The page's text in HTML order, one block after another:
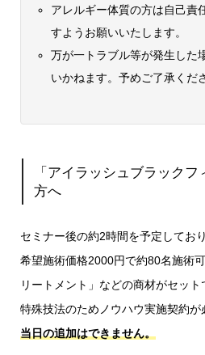
アレルギー体質の方は自己責
すようお願いいたします。
万が一トラブル等が発生した
いかねます。予めご了承くだ
「アイラッシュブラック
方へ
セミナー後の約2時間を予定しており
希望施術価格2000円で約80名施術
リートメント」などの商材がセット
特殊技法のためノウハウ実施契約が
当日の追加はできません。